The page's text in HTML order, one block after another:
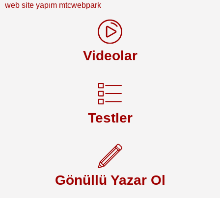
web site yapım mtcwebpark
Videolar
Testler
Gönüllü Yazar Ol